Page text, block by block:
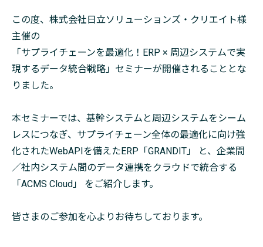
この度、株式会社日立ソリューションズ・クリエイト様
主催の
「サプライチェーンを最適化！ERP × 周辺システムで実
現するデータ統合戦略」セミナーが開催されることとな
りました。
本セミナーでは、基幹システムと周辺システムをシーム
レスにつなぎ、サプライチェーン全体の最適化に向け強
化されたWebAPIを備えたERP「GRANDIT」 と、企業間
／社内システム間のデータ連携をクラウドで統合する
「ACMS Cloud」 をご紹介します。
皆さまのご参加を心よりお待ちしております。